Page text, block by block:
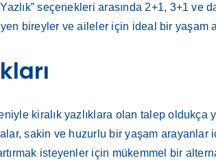
seçenekleri arasında 2+1, 3+1 ve
bireyler ve aileler için ideal bir yaşam
kiralık yazlıklara olan talep oldukça
sakin ve huzurlu bir yaşam arayanlar
isteyenler için mükemmel bir